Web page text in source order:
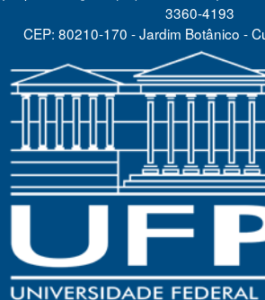
3360-4193
CEP: 80210-170 - Jardim Botânico -